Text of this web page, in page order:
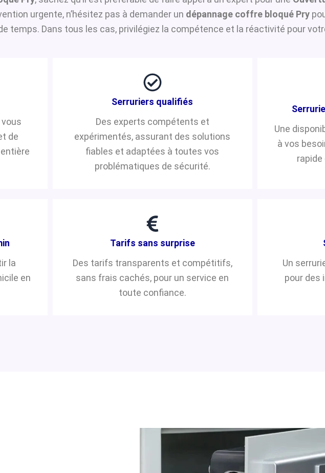
urgente, n’hésitez pas à demander un dépannage coffre bloqué Pry
temps. Dans tous les cas, privilégiez la compétence et la réactivité pour
de
Serruriers qualifiés
Des experts compétents et
expérimentés, assurant des solutions
fiables et adaptées à toutes vos
problématiques de sécurité.
Une
à vos
la
en
Tarifs sans surprise
Des tarifs transparents et compétitifs,
sans frais cachés, pour un service en
toute confiance.
Un
pour des